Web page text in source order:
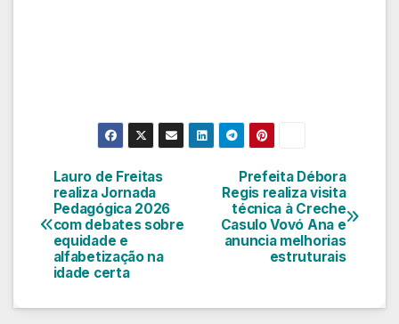
Navegação
de
Post
Prefeita Débora
Regis realiza visita
técnica à Creche
Casulo Vovó Ana e
anuncia melhorias
estruturais
Lauro de Freitas
realiza Jornada
Pedagógica 2026
com debates sobre
equidade e
alfabetização na
idade certa